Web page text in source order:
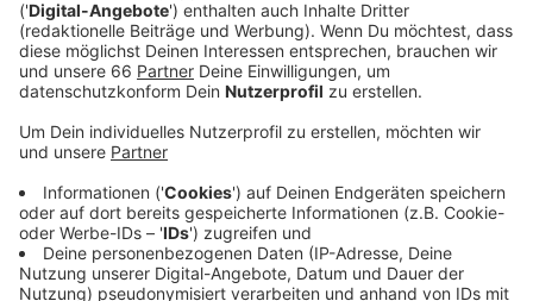
bestimmt von Herzen.
Veröffentlicht:Freitag, 21.08.2020 00:00
Anzeige